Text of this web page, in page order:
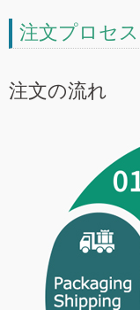
注文プロセス
注文の流れ